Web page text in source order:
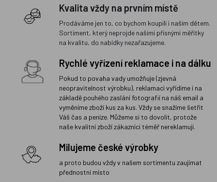
Kvalita vždy na prvním místě
Prodáváme jen to, co bychom koupili i našim dětem.
Sortiment, který neprojde našimi přísnými měřítky
na kvalitu, do nabídky nezařazujeme.
Rychlé vyřízení reklamace i na dálku
Pokud to povaha vady umožňuje (zjevná
neopravitelnost výrobku), reklamaci vyřídíme i na
základě pouhého zaslání fotografií na náš email a
vyměníme zboží kus za kus. Vždy se snažíme šetřit
Váš čas a peníze. Můžeme si to dovolit, protože
naše kvalitní zboží zákazníci téměř nereklamují.
Milujeme české výrobky
a proto budou vždy v našem sortimentu zaujímat
přednostní místo